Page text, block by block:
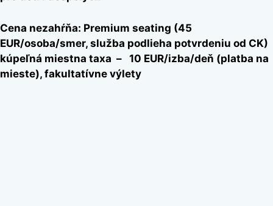
Cena nezahŕňa: Premium seating (45
EUR/osoba/smer, služba podlieha potvrdeniu od CK)
kúpeľná miestna taxa – 10 EUR/izba/deň (platba na
mieste), fakultatívne výlety